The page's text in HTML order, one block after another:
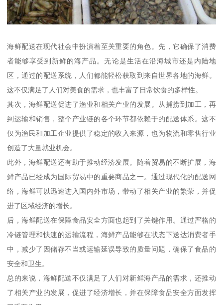
海鲜配送在现代社会中扮演着至关重要的角色。先，它确保了消费
者能够享受到新鲜的海产品。无论是生活在沿海城市还是内陆地
区，通过的配送系统，人们都能轻松获取到来自世界各地的海鲜。
这不仅满足了人们对美食的需求，也丰富了日常饮食的多样性。
其次，海鲜配送促进了渔业和相关产业的发展。从捕捞到加工，再
到运输和销售，整个产业链的各个环节都依赖于的配送体系。这不
仅为渔民和加工企业提供了稳定的收入来源，也为物流和零售行业
创造了大量就业机会。
此外，海鲜配送还有助于推动经济发展。随着贸易的不断扩展，海
鲜产品已经成为国际贸易中的重要商品之一。通过现代化的配送网
络，海鲜可以迅速进入国内外市场，带动了相关产业的繁荣，并促
进了区域经济的增长。
后，海鲜配送在保障食品安全方面也起到了关键作用。通过严格的
冷链管理和快速的运输流程，海鲜产品能够在状态下送达消费者手
中，减少了因储存不当或运输延误导致的质量问题，确保了食品的
安全和卫生。
总的来说，海鲜配送不仅满足了人们对新鲜海产品的需求，还推动
了相关产业的发展，促进了经济增长，并在保障食品安全方面发挥